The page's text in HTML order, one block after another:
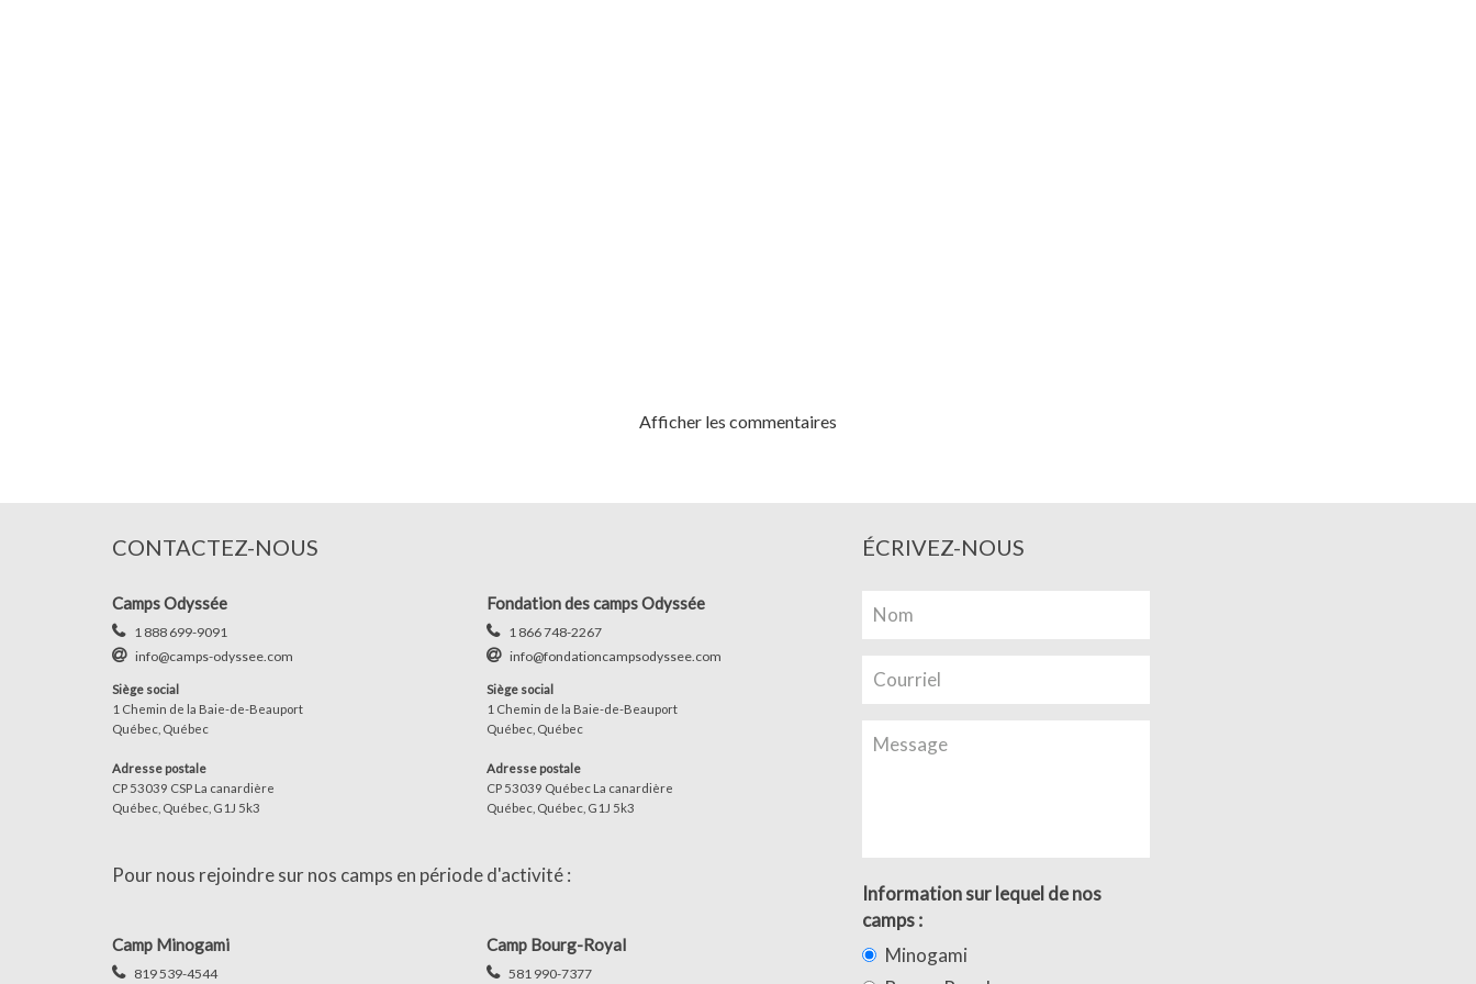
Afficher les commentaires
CONTACTEZ-NOUS
Camps Odyssée
1 888 699-9091
info@camps-odyssee.com
Siège social
1 Chemin de la Baie-de-Beauport
Québec, Québec
Adresse postale
CP 53039 CSP La canardière
Québec, Québec, G1J 5k3
Fondation des camps Odyssée
1 866 748-2267
info@fondationcampsodyssee.com
Siège social
1 Chemin de la Baie-de-Beauport
Québec, Québec
Adresse postale
CP 53039 Québec La canardière
Québec, Québec, G1J 5k3
Pour nous rejoindre sur nos camps en période d'activité :
Camp Minogami
819 539-4544
Camp Bourg-Royal
581 990-7377
ÉCRIVEZ-NOUS
Information sur lequel de nos
camps :
Minogami